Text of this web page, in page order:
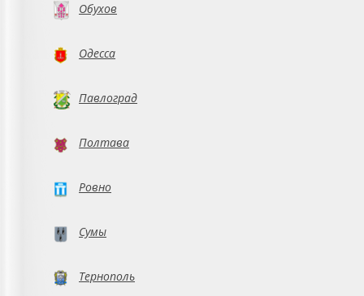
Обухов
Одесса
Павлоград
Полтава
Ровно
Сумы
Тернополь